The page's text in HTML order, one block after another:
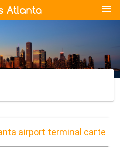
menu
airport terminal carte